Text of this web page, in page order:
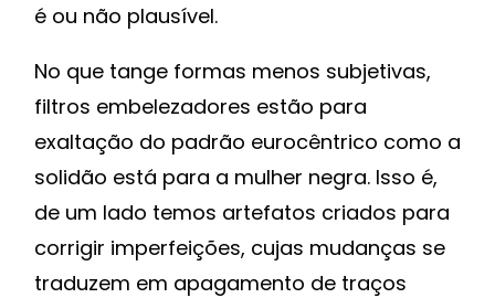
é ou não plausível.
No que tange formas menos subjetivas,
filtros embelezadores estão para
exaltação do padrão eurocêntrico como a
solidão está para a mulher negra. Isso é,
de um lado temos artefatos criados para
corrigir imperfeições, cujas mudanças se
traduzem em apagamento de traços